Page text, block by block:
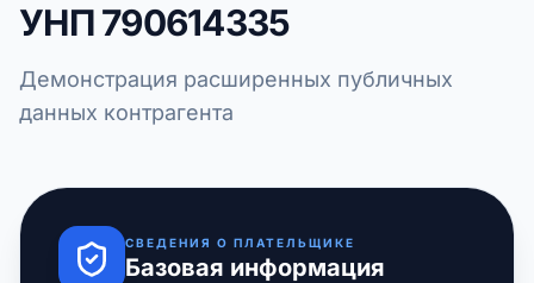
УНП790614335
Демонстрация расширенных публичных
данных контрагента
СВЕДЕНИЯ О ПЛАТЕЛЬЩИКЕ
Базовая информация